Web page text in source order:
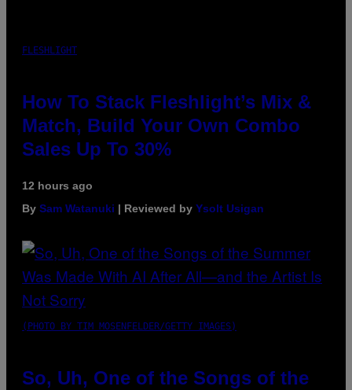
FLESHLIGHT
How To Stack Fleshlight’s Mix &
Match, Build Your Own Combo
Sales Up To 30%
12 hours ago
By Sam Watanuki | Reviewed by Ysolt Usigan
(PHOTO BY TIM MOSENFELDER/GETTY IMAGES)
So, Uh, One of the Songs of the